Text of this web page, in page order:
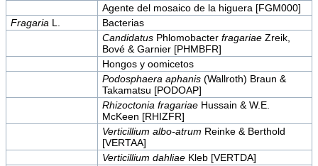
Agente del mosaico de la higuera [FGM000]
Fragaria L.
Bacterias
CandidatusPhlomobacter fragariaeZreik,
Bové & Garnier [PHMBFR]
Hongos y oomicetos
Podosphaera aphanis(Wallroth) Braun &
Takamatsu [PODOAP]
Rhizoctonia fragariaeHussain & W.E.
McKeen [RHIZFR]
Verticillium albo-atrum Reinke & Berthold
[VERTAA]
Verticillium dahliaeKleb [VERTDA]